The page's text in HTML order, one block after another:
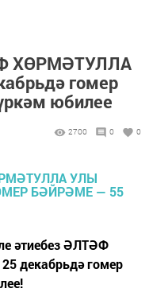
ХӨРМӘТУЛЛА
гомер
юбилее
2700 0 0
әтиебез ӘЛТӘФ
декабрьдә гомер